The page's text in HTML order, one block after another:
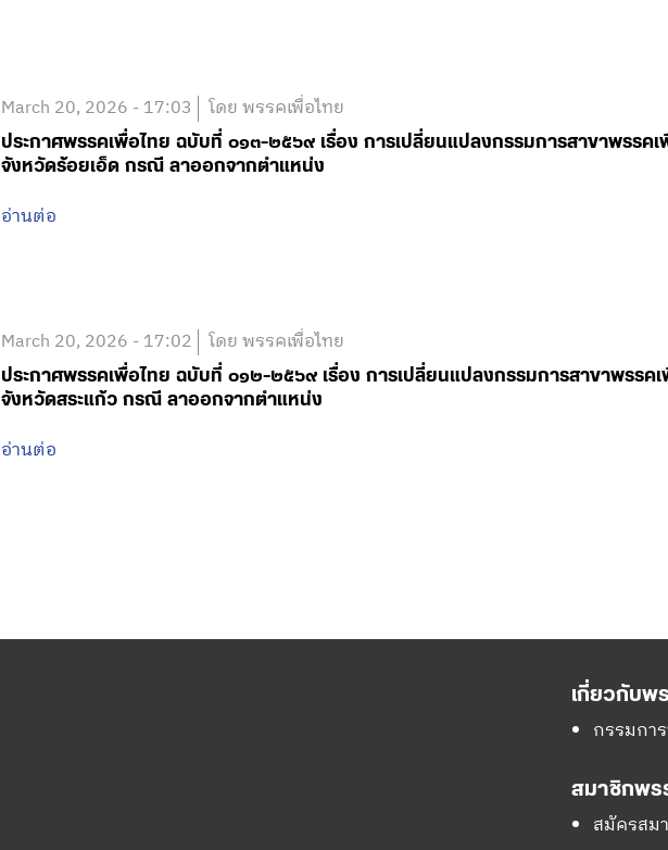
March 20, 2026 - 17:03 โดย พรรคเพื่อไทย
ประกาศพรรคเพื่อไทย ฉบับที่ ๐๑๓-๒๕๖๙ เรื่อง การเปลี่ยนแปลงกรรมการสาขาพรรค
จังหวัดร้อยเอ็ด กรณี ลาออกจากตำแหน่ง
อ่านต่อ
March 20, 2026 - 17:02 โดย พรรคเพื่อไทย
ประกาศพรรคเพื่อไทย ฉบับที่ ๐๑๒-๒๕๖๙ เรื่อง การเปลี่ยนแปลงกรรมการสาขาพรรค
จังหวัดสระแก้ว กรณี ลาออกจากตำแหน่ง
อ่านต่อ
เกี่ยวกับพ
กรรมกา
สมาชิกพร
สมัครสม